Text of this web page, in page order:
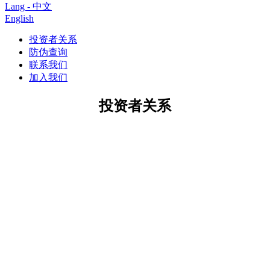
Lang - 中文
English
投资者关系
防伪查询
联系我们
加入我们
投资者关系